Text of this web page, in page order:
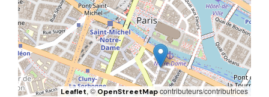
Leaflet, ©OpenStreetMapcontributeurs/contributrices